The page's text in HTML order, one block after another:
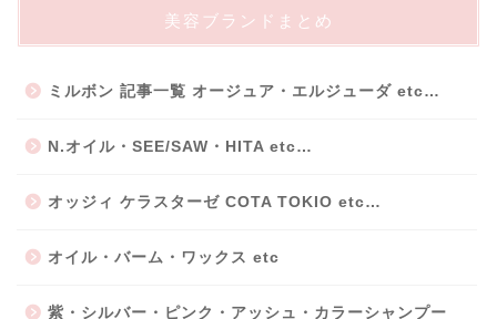
美容ブランドまとめ
ミルボン 記事一覧 オージュア・エルジューダ etc…
N.オイル・SEE/SAW・HITA etc…
オッジィ ケラスターゼ COTA TOKIO etc…
オイル・バーム・ワックス etc
紫・シルバー・ピンク・アッシュ・カラーシャンプー